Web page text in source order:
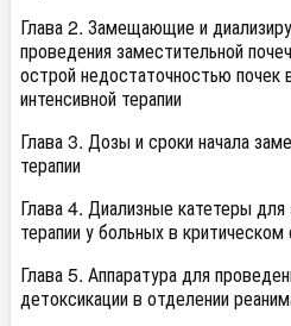
Глава 2. Замещающие и
проведения заместительной
острой недостаточностью почек
интенсивной терапии
Глава 3. Дозы и сроки начала
терапии
Глава 4. Диализные катетеры для
терапии у больных в критическом
Глава 5. Аппаратура для
детоксикации в отделении